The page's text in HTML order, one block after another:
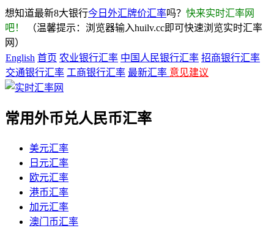
想知道最新8大银行今日外汇牌价汇率吗？ 快来实时汇率网
吧！
（温馨提示：浏览器输入huilv.cc即可快速浏览实时汇率
网）
English 首页 农业银行汇率 中国人民银行汇率 招商银行汇率
交通银行汇率 工商银行汇率 最新汇率 意见建议
常用外币兑人民币汇率
美元汇率
日元汇率
欧元汇率
港币汇率
加元汇率
澳门币汇率